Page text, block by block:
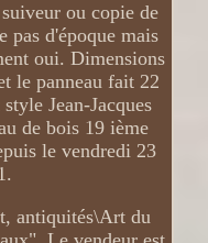
ou copie de
pas d'époque mais
oui. Dimensions
le panneau fait 22
Jean-Jacques
de bois 19 ième
le vendredi 23
antiquités\Art du